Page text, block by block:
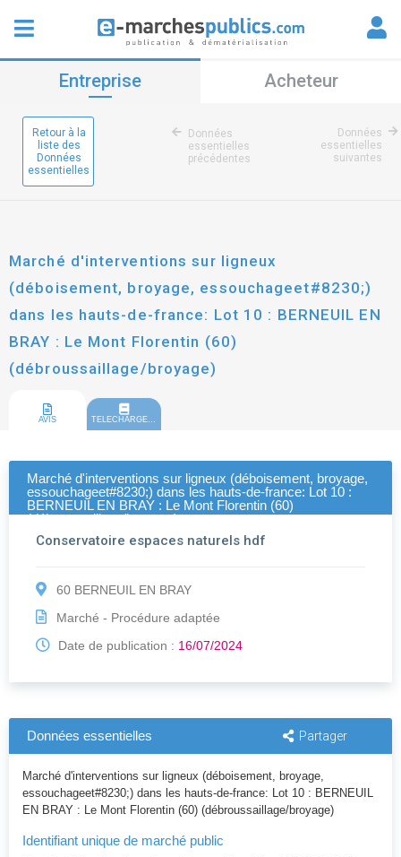
Entreprise Acheteur
Retour à la
liste des
Données
essentielles
Données
essentielles
précédentes
Données
essentielles
suivantes
Marché d'interventions sur ligneux
(déboisement, broyage, essouchageet#8230;)
dans les hauts-de-france: Lot 10 : BERNEUIL EN
BRAY : Le Mont Florentin (60)
(débroussaillage/broyage)
AVIS TELECHARGEMENT
Marché d'interventions sur ligneux (déboisement, broyage,
essouchageet#8230;) dans les hauts-de-france: Lot 10 :
BERNEUIL EN BRAY : Le Mont Florentin (60)
(débroussaillage/broyage)
Conservatoire espaces naturels hdf
60 BERNEUIL EN BRAY
Marché - Procédure adaptée
Date de publication : 16/07/2024
Données essentielles Partager
Marché d'interventions sur ligneux (déboisement, broyage,
essouchageet#8230;) dans les hauts-de-france: Lot 10 : BERNEUIL
EN BRAY : Le Mont Florentin (60) (débroussaillage/broyage)
Identifiant unique de marché public